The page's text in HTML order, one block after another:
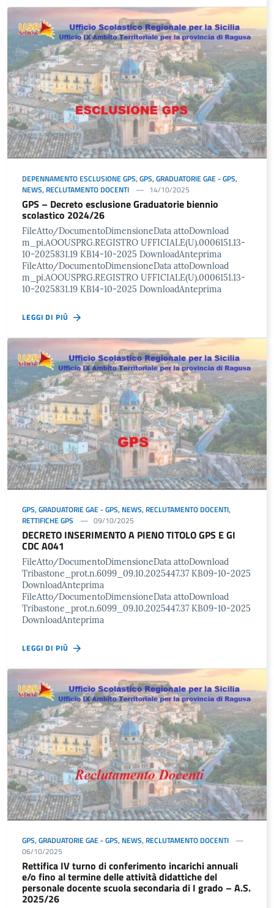
DEPENNAMENTO ESCLUSIONE GPS, GPS, GRADUATORIE GAE - GPS,
NEWS, RECLUTAMENTO DOCENTI 14/10/2025
GPS – Decreto esclusione Graduatorie biennio
scolastico 2024/26
FileAtto/DocumentoDimensioneData attoDownload
m_pi.AOOUSPRG.REGISTRO UFFICIALE(U).0006151.13-
10-2025831.19 KB14-10-2025 DownloadAnteprima
FileAtto/DocumentoDimensioneData attoDownload
m_pi.AOOUSPRG.REGISTRO UFFICIALE(U).0006151.13-
10-2025831.19 KB14-10-2025 DownloadAnteprima
LEGGI DI PIÙ
GPS, GRADUATORIE GAE - GPS, NEWS, RECLUTAMENTO DOCENTI,
RETTIFICHE GPS
09/10/2025
DECRETO INSERIMENTO A PIENO TITOLO GPS E GI
CDC A041
FileAtto/DocumentoDimensioneData attoDownload
Tribastone_prot.n.6099_09.10.2025447.37 KB09-10-2025
DownloadAnteprima
FileAtto/DocumentoDimensioneData attoDownload
Tribastone_prot.n.6099_09.10.2025447.37 KB09-10-2025
DownloadAnteprima
LEGGI DI PIÙ
GPS, GRADUATORIE GAE - GPS, NEWS, RECLUTAMENTO DOCENTI
06/10/2025
Rettifica IV turno di conferimento incarichi annuali
e/o fino al termine delle attività didattiche del
personale docente scuola secondaria di I grado – A.S.
2025/26